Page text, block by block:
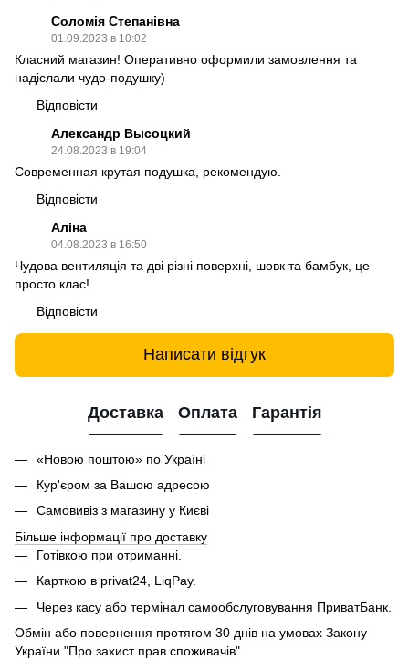
Соломія Степанівна
01.09.2023 в 10:02
Класний магазин! Оперативно оформили замовлення та
надіслали чудо-подушку)
Відповісти
Александр Высоцкий
24.08.2023 в 19:04
Современная крутая подушка, рекомендую.
Відповісти
Аліна
04.08.2023 в 16:50
Чудова вентиляція та дві різні поверхні, шовк та бамбук, це
просто клас!
Відповісти
Написати відгук
Доставка Оплата Гарантія
«Новою поштою» по Україні
Кур'єром за Вашою адресою
Самовивіз з магазину у Києві
Більше інформації про доставку
Готівкою при отриманні.
Карткою в privat24, LiqPay.
Через касу або термінал самообслуговування ПриватБанк.
Обмін або повернення протягом 30 днів на умовах Закону
України "Про захист прав споживачів"